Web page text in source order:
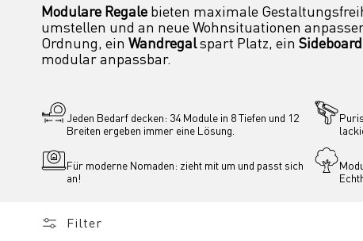
Modulare Regale bieten maximale
umstellen und an neue Wohnsituationen
Ordnung, ein Wandregal spart Platz, ein Sideboard
modular anpassbar.
Jeden Bedarf decken: 34 Module in 8 Tiefen und 12
Breiten ergeben immer eine Lösung.
Für moderne Nomaden: zieht mit um und passt sich
an!
Filter